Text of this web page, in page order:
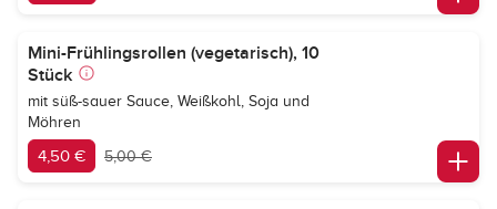
Mini-Frühlingsrollen (vegetarisch), 10
Stück
mit süß-sauer Sauce, Weißkohl, Soja und
Möhren
4,50 € 5,00 €